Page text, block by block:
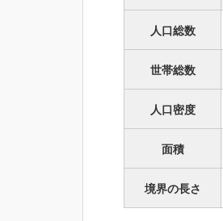
人口総数
世帯総数
人口密度
面積
境界の長さ